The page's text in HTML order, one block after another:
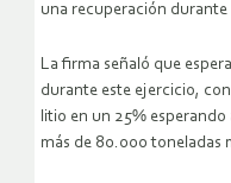
una recuperación
La firma señaló que
durante este ejercicio,
litio en un 25%
más de 80.000 toneladas